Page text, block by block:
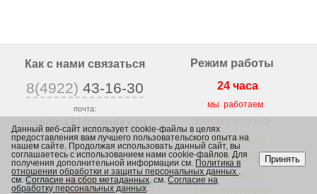
Как с нами связаться
8(4922) 43-16-30
почта:
rosshina33@yandex
г. Владимир,
ул. Юрьевская 1/2,
Режим работы
24 часа
мы работаем
ВЕСЬ ТОВАР НА
САЙТЕ, ЕСЛИ
ЕСТЬ, ЗНАЧИТ
Данный веб-сайт использует cookie-файлы в целях
предоставления вам лучшего пользовательского опыта на
нашем сайте. Продолжая использовать данный сайт, вы
соглашаетесь с использованием нами cookie-файлов. Для
получения дополнительной информации см. Политика в
отношении обработки и защиты персональных данных .
см.Согласие на сбор метаданных. см.Согласие на
обработку персональных данных.
Принять